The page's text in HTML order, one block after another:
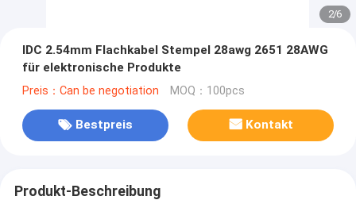
2/6
IDC 2.54mm Flachkabel Stempel 28awg 2651 28AWG
für elektronische Produkte
Preis：Can be negotiation MOQ：100pcs
Bestpreis Kontakt
Produkt-Beschreibung